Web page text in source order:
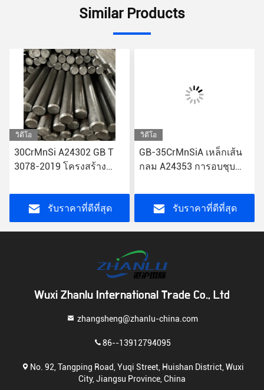
Similar Products
วิดีโอ
30CrMnSi A24302 GB T
3078-2019 โครงสร้าง
กัดกร่อน
รับราคาที่ดีที่สุด
วิดีโอ
GB-35CrMnSiA เหล็กเส้น
กลม A24353 การอบชุบ
ผสมสำหรับงานก่อสร้าง
รับราคาที่ดีที่สุด
Wuxi Zhanlu International Trade Co., Ltd
zhangsheng@zhanlu-china.com
86--13912794095
No. 92, Tangping Road, Yuqi Street, Huishan District, Wuxi
City, Jiangsu Province, China